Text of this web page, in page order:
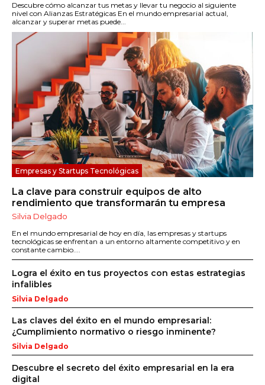
Descubre cómo alcanzar tus metas y llevar tu negocio al siguiente
nivel con Alianzas Estratégicas En el mundo empresarial actual,
alcanzar y superar metas puede...
Empresas y Startups Tecnológicas
La clave para construir equipos de alto
rendimiento que transformarán tu empresa
Silvia Delgado
En el mundo empresarial de hoy en día, las empresas y startups
tecnológicas se enfrentan a un entorno altamente competitivo y en
constante cambio....
Logra el éxito en tus proyectos con estas estrategias
infalibles
Silvia Delgado
Las claves del éxito en el mundo empresarial:
¿Cumplimiento normativo o riesgo inminente?
Silvia Delgado
Descubre el secreto del éxito empresarial en la era
digital